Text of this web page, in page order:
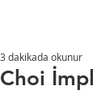
Choi
3 dakikada okunur